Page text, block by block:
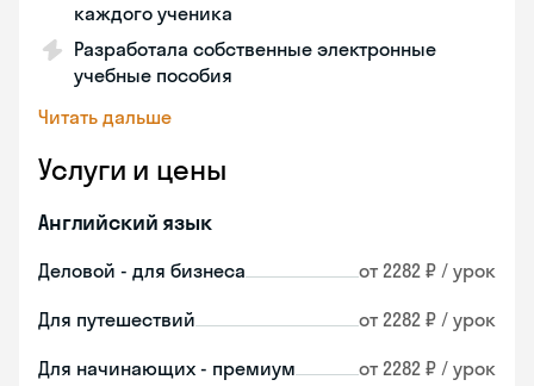
каждого ученика
Разработала собственные электронные
учебные пособия
Читать дальше
Услуги и цены
Английский язык
Деловой - для бизнеса от 2282 ₽ / урок
Для путешествий от 2282 ₽ / урок
Для начинающих - премиум от 2282 ₽ / урок